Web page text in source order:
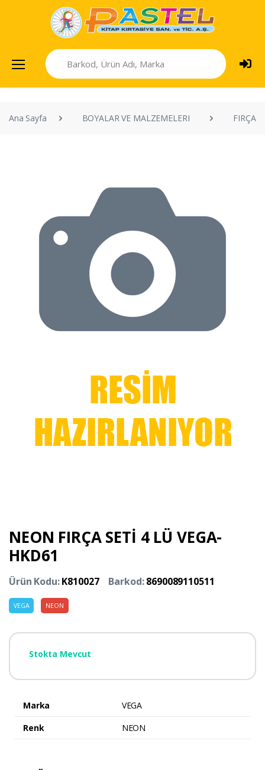
Ana Sayfa BOYALAR VE MALZEMELERI
NEON FIRÇA SETİ 4 LÜ VEGA-
HKD61
Ürün Kodu:K810027 Barkod:8690089110511
VEGA NEON
Stokta Mevcut
Marka
VEGA
Renk
NEON